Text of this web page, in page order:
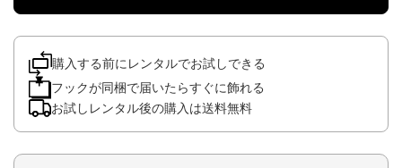
購入する前にレンタルでお試しできる
フックが同梱で届いたらすぐに飾れる
お試しレンタル後の購入は送料無料